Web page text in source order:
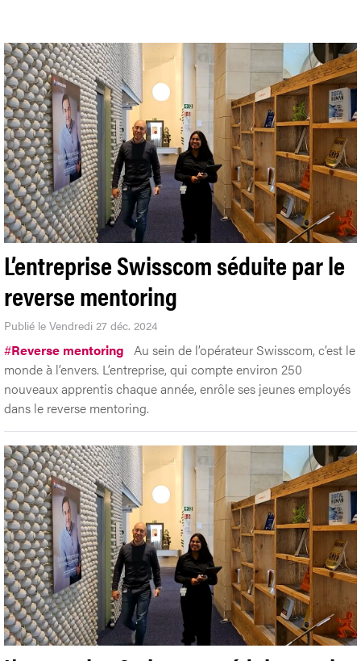
L’entreprise Swisscom séduite par le
reverse mentoring
Publié le Vendredi 27 déc. 2024
#Reverse mentoring Au sein de l’opérateur Swisscom, c’est le
monde à l’envers. L’entreprise, qui compte environ 250
nouveaux apprentis chaque année, enrôle ses jeunes employés
dans le reverse mentoring.